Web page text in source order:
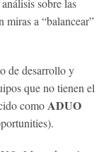
sobre las
miras a “balancear”
de desarrollo y
que no tienen el
comoADUO